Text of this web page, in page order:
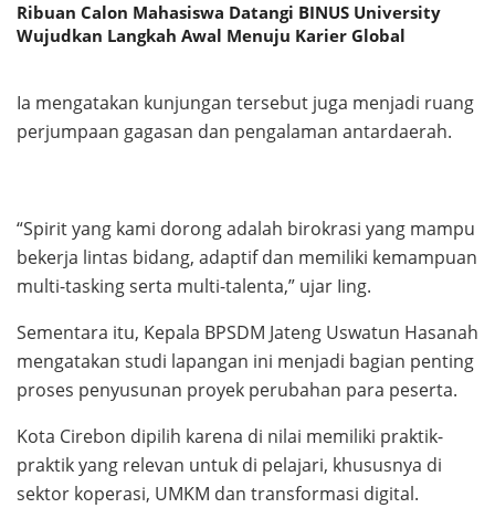
Ribuan Calon Mahasiswa Datangi BINUS University
Wujudkan Langkah Awal Menuju Karier Global
Ia mengatakan kunjungan tersebut juga menjadi ruang
perjumpaan gagasan dan pengalaman antardaerah.
“Spirit yang kami dorong adalah birokrasi yang mampu
bekerja lintas bidang, adaptif dan memiliki kemampuan
multi-tasking serta multi-talenta,” ujar Iing.
Sementara itu, Kepala BPSDM Jateng Uswatun Hasanah
mengatakan studi lapangan ini menjadi bagian penting
proses penyusunan proyek perubahan para peserta.
Kota Cirebon dipilih karena di nilai memiliki praktik-
praktik yang relevan untuk di pelajari, khususnya di
sektor koperasi, UMKM dan transformasi digital.